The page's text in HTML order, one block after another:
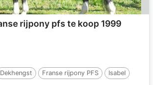
rijpony pfs te koop 1999
Dekhengst Franse rijpony PFS
Isabel